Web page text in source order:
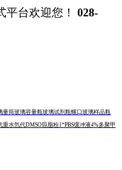
平台欢迎您！ 028-
量筒玻璃容量瓶玻璃试剂瓶螺口玻璃样品瓶
重水氘代DMSO琼脂粉1*PBS缓冲液4%多聚甲